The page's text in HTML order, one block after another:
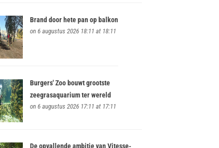
Brand door hete pan op balkon
on 6 augustus 2026 18:11 at 18:11
Burgers' Zoo bouwt grootste
zeegrasaquarium ter wereld
on 6 augustus 2026 17:11 at 17:11
De opvallende ambitie van Vitesse-